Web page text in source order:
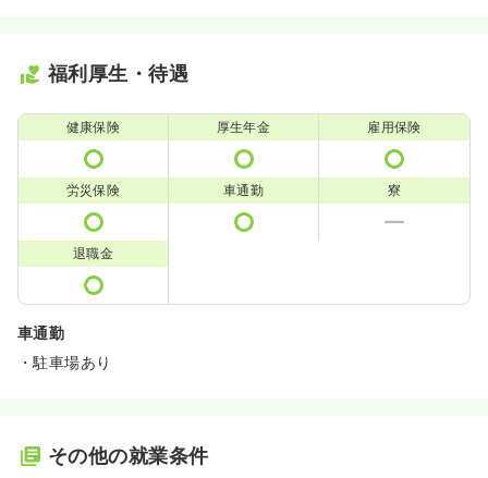
福利厚生・待遇
健康保険 厚生年金 雇用保険
労災保険 車通勤 寮
退職金
車通勤
・駐車場あり
その他の就業条件